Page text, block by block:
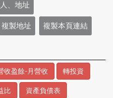
、地址
複製地址 複製本頁連結
收盈餘-月營收 轉投資
比 資產負債表